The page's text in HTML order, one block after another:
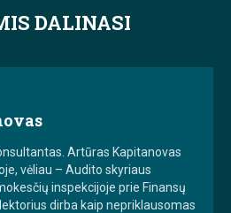
DALINASI
Artūras Kapitanovas
vėliau – Audito skyriaus
inspekcijoje prie Finansų
dirba kaip nepriklausomas